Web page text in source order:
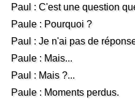
Paul : C'est une question
Paule : Pourquoi ?
Paul : Je n'ai pas de
Paule : Mais...
Paul : Mais ?...
Paule : Moments perdus.